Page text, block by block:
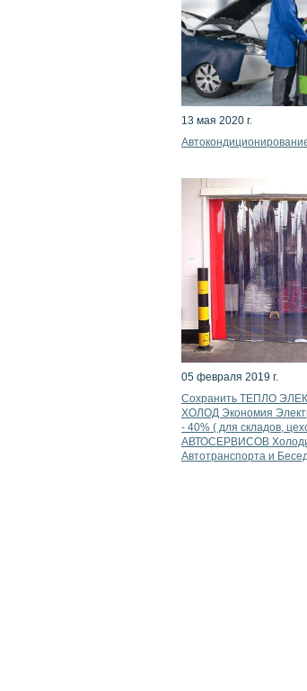
13 мая 2020 г.
05 февраля 2019 г.
Сохранить ТЕПЛО
ХОЛОД Экономия
- 40% ( для складов,
АВТОСЕРВИСОВ
Автотранспорта и